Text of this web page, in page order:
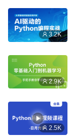
3.2K
2.9K
2.5K